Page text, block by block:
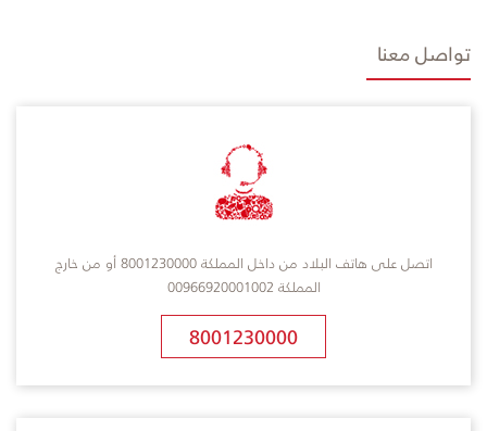
تواصل معنا
اتصل على هاتف البلاد من داخل المملكة 8001230000 أو من خارج
المملكة 00966920001002
8001230000